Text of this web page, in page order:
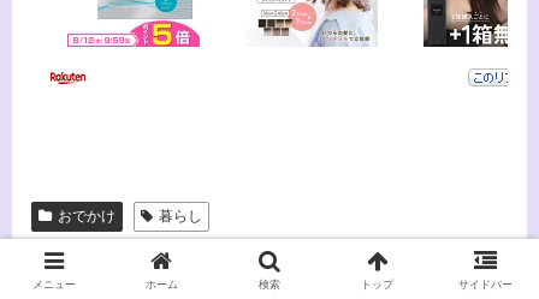
おでかけ 暮らし
メニュー ホーム 検索 トップ サイドバー